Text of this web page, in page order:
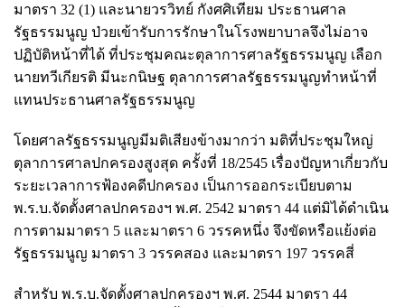
มาตรา 32 (1) และนายวรวิทย์ กังศศิเทียม ประธานศาล
รัฐธรรมนูญ ป่วยเข้ารับการรักษาในโรงพยาบาลจึงไม่อาจ
ปฏิบัติหน้าที่ได้ ที่ประชุมคณะตุลาการศาลรัฐธรรมนูญ เลือก
นายทวีเกียรติ มีนะกนิษฐ ตุลาการศาลรัฐธรรมนูญทำหน้าที่
แทนประธานศาลรัฐธรรมนูญ
โดยศาลรัฐธรรมนูญมีมติเสียงข้างมากว่า มติที่ประชุมใหญ่
ตุลาการศาลปกครองสูงสุด ครั้งที่ 18/2545 เรื่องปัญหาเกี่ยวกับ
ระยะเวลาการฟ้องคดีปกครอง เป็นการออกระเบียบตาม
พ.ร.บ.จัดตั้งศาลปกครองฯ พ.ศ. 2542 มาตรา 44 แต่มิได้ดำเนิน
การตามมาตรา 5 และมาตรา 6 วรรคหนึ่ง จึงขัดหรือแย้งต่อ
รัฐธรรมนูญ มาตรา 3 วรรคสอง และมาตรา 197 วรรคสี่
สำหรับ พ.ร.บ.จัดตั้งศาลปกครองฯ พ.ศ. 2544 มาตรา 44